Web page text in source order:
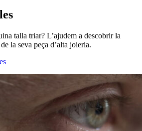
talla triar? L’ajudem a descobrir la
la seva peça d’alta joieria.